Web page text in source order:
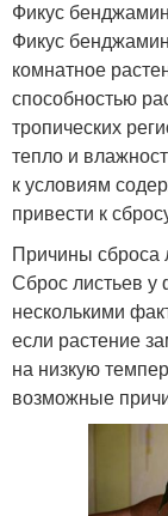
Фикус
Фикус
комнатное
способностью
тропических
тепло и
к условиям
привести к
Причины сброса
Сброс листьев
несколькими
если растение
на низкую
возможные